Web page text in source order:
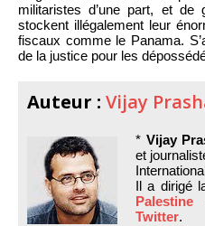
militaristes d’une part, et
stockent illégalement leur
fiscaux comme le Panama.
de la justice pour les
Auteur : Vijay
* Vijay
et
Il a dirigé
Palestine
Twitter.